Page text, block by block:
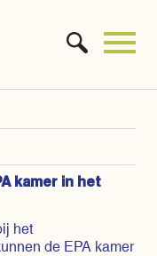
kamer in het
het
de EPA kamer